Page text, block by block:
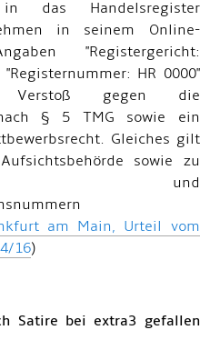
das Handelsregister
in seinem Online-
"Registergericht:
HR 0000"
gegen die
§ 5 TMG sowie ein
Gleiches gilt
sowie zu
und
am Main, Urteil vom
16)
Satire bei extra3 gefallen